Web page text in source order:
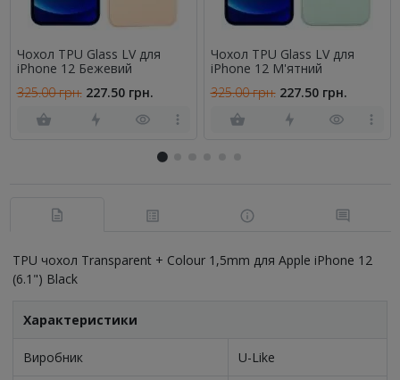
Чохол TPU Glass LV для
iPhone 12 Бежевий
325.00 грн. 227.50 грн.
Чохол TPU Glass LV для
iPhone 12 М'ятний
325.00 грн. 227.50 грн.
TPU чохол Transparent + Colour 1,5mm для Apple iPhone 12
(6.1") Black
Характеристики
Виробник U-Like